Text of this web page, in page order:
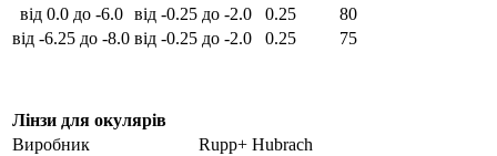
від 0.0 до -6.0
від -0.25 до -2.0 0.25
80
від -6.25 до -8.0 від -0.25 до -2.0 0.25 75
Лінзи для окулярів
Виробник
Rupp+ Hubrach